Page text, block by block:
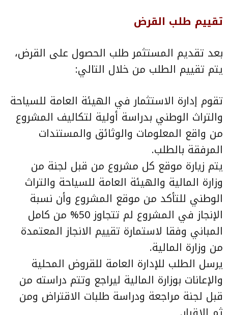
تقييم طلب القرض
بعد تقديم المستثمر طلب الحصول على القرض،
يتم تقييم الطلب من خلال التالي:
تقوم إدارة الاستثمار في الهيئة العامة للسياحة
والتراث الوطني بدراسة أولية لتكاليف المشروع
من واقع المعلومات والوثائق والمستندات
المرفقة بالطلب.
يتم زيارة موقع كل مشروع من قبل لجنة من
وزارة المالية والهيئة العامة للسياحة والتراث
الوطني للتأكد من موقع المشروع وأن نسبة
الإنجاز في المشروع لم تتجاوز 50% من كامل
المباني وفقا لاستمارة تقييم الانجاز المعتمدة
من وزارة المالية.
يرسل الطلب للإدارة العامة للقروض المحلية
والإعانات بوزارة المالية ليراجع وتتم دراسته من
قبل لجنة مراجعة ودراسة طلبات الاقتراض ومن